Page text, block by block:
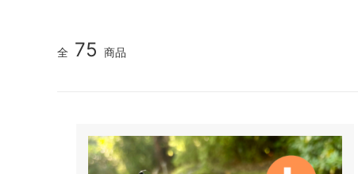
全 75 商品